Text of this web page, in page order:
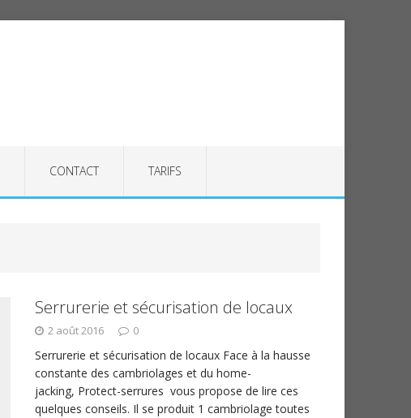
CONTACT TARIFS
Serrurerie et sécurisation de locaux
2 août 2016 0
Serrurerie et sécurisation de locaux Face à la hausse
constante des cambriolages et du home-
jacking, Protect-serrures vous propose de lire ces
quelques conseils. Il se produit 1 cambriolage toutes